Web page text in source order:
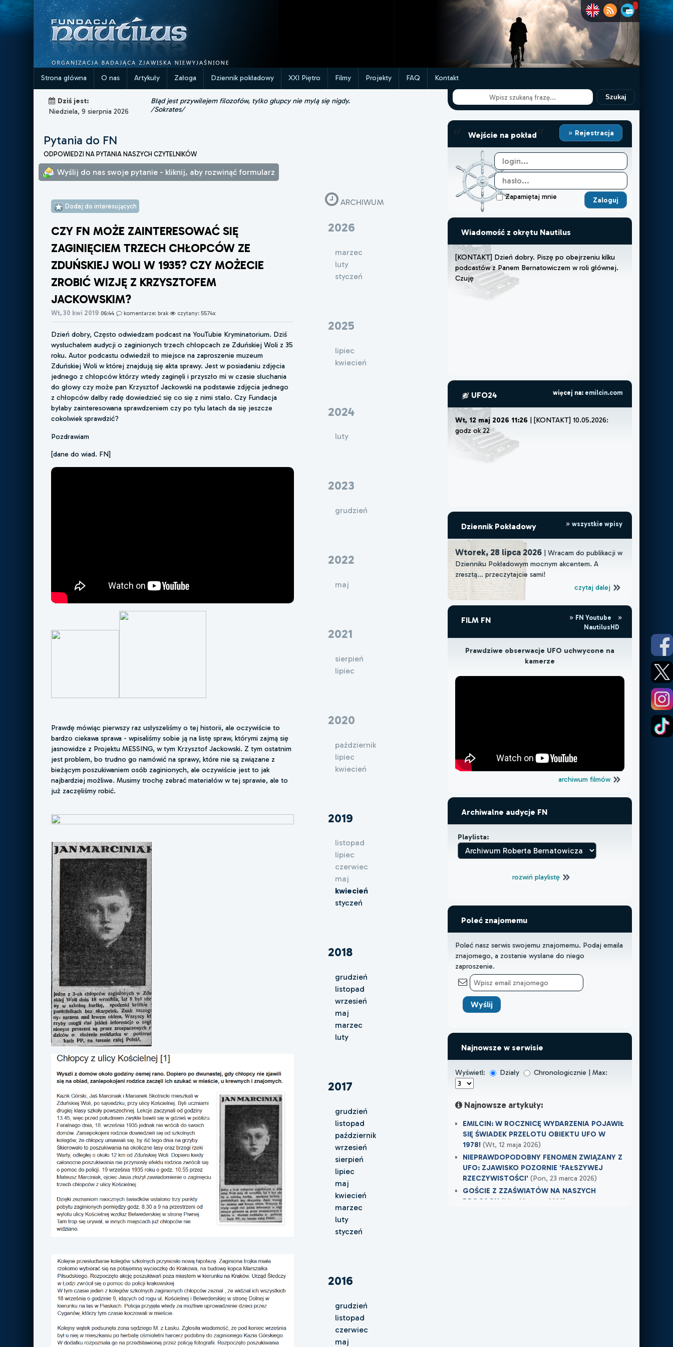
Strona główna O nas Artykuły Załoga Dziennik pokładowy XXI Piętro Filmy Projekty FAQ Kontakt
Dziś jest:
Niedziela, 9 sierpnia 2026
Błąd jest przywilejem filozofów, tylko głupcy nie mylą się nigdy.
/Sokrates/
Pytania do FN
ODPOWIEDZI NA PYTANIA NASZYCH CZYTELNIKÓW
Wyślij do nas swoje pytanie - kliknij, aby rozwinąć formularz
Dodaj do interesujących
CZY FN MOŻE ZAINTERESOWAĆ SIĘ
ZAGINIĘCIEM TRZECH CHŁOPCÓW ZE
ZDUŃSKIEJ WOLI W 1935? CZY MOŻECIE
ZROBIĆ WIZJĘ Z KRZYSZTOFEM
JACKOWSKIM?
Wt, 30 kwi 2019 06:44 komentarze: brak czytany: 5574x
Dzień dobry, Często odwiedzam podcast na YouTubie Kryminatorium. Dziś
wysłuchałem audycji o zaginionych trzech chłopcach ze Zduńskiej Woli z 35
roku. Autor podcastu odwiedził to miejsce na zaproszenie muzeum
Zduńskiej Woli w której znajdują się akta sprawy. Jest w posiadaniu zdjęcia
jednego z chłopców którzy wtedy zaginęli i przyszło mi w czasie słuchania
do głowy czy może pan Krzysztof Jackowski na podstawie zdjęcia jednego
z chłopców dałby radę dowiedzieć się co się z nimi stało. Czy Fundacja
byłaby zainteresowana sprawdzeniem czy po tylu latach da się jeszcze
cokolwiek sprawdzić?
Pozdrawiam
[dane do wiad. FN]
Prawdę mówiąc pierwszy raz usłyszeliśmy o tej historii, ale oczywiście to
bardzo ciekawa sprawa - wpisaliśmy sobie ją na listę spraw, którymi zajmą się
jasnowidze z Projektu MESSING, w tym Krzysztof Jackowski. Z tym ostatnim
jest problem, bo trudno go namówić na sprawy, które nie są związane z
bieżącym poszukiwaniem osób zaginionych, ale oczywiście jest to jak
najbardziej możliwe. Musimy trochę zebrać materiałów w tej sprawie, ale to
już zaczęliśmy robić.
ARCHIWUM
2026
marzec
luty
styczeń
2025
lipiec
kwiecień
2024
luty
2023
grudzień
2022
maj
2021
sierpień
lipiec
2020
październik
lipiec
kwiecień
2019
listopad
lipiec
czerwiec
maj
kwiecień
styczeń
2018
grudzień
listopad
wrzesień
maj
marzec
luty
2017
grudzień
listopad
październik
wrzesień
sierpień
lipiec
maj
kwiecień
marzec
luty
styczeń
2016
grudzień
listopad
czerwiec
maj
Szukaj
// Wejście na pokład// Rejestracja
Zapamiętaj mnie
Wiadomość z okrętu Nautilus
[KONTAKT] Dzień dobry. Piszę po obejrzeniu kilku
podcastów z Panem Bernatowiczem w roli głównej.
Czuję, że muszę lub
UFO24 więcej na: emilcin.com
Wt, 12 maj 2026 11:26 | [KONTAKT] 10.05.2026:
godz ok 22:30.
Dziennik Pokładowy wszystkie wpisy
Wtorek, 28 lipca 2026| Wracam do publikacji w
Dzienniku Pokładowym mocnym akcentem. A
zresztą... przeczytajcie sami!
czytaj dalej
FILM FN
FN Youtube
NautilusHD
Prawdziwe obserwacje UFO uchwycone na
kamerze
archiwum filmów
Archiwalne audycje FN
Playlista:
rozwiń playlistę
Poleć znajomemu
Poleć nasz serwis swojemu znajomemu. Podaj emaila
znajomego, a zostanie wysłane do niego
zaproszenie.
Najnowsze w serwisie
Wyświetl: Działy Chronologicznie | Max:
Najnowsze artykuły:
EMILCIN: W ROCZNICĘ WYDARZENIA POJAWIŁ
SIĘ ŚWIADEK PRZELOTU OBIEKTU UFO W
1978!(Wt, 12 maja 2026)
NIEPRAWDOPODOBNY FENOMEN ZWIĄZANY Z
UFO: ZJAWISKO POZORNIE 'FAŁSZYWEJ
RZECZYWISTOŚCI'(Pon, 23 marca 2026)
GOŚCIE Z ZZAŚWIATÓW NA NASZYCH
DROGACH (Nie, 22 marca 2026)